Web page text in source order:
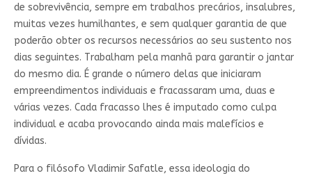
de sobrevivência, sempre em trabalhos precários, insalubres,
muitas vezes humilhantes, e sem qualquer garantia de que
poderão obter os recursos necessários ao seu sustento nos
dias seguintes. Trabalham pela manhã para garantir o jantar
do mesmo dia. É grande o número delas que iniciaram
empreendimentos individuais e fracassaram uma, duas e
várias vezes. Cada fracasso lhes é imputado como culpa
individual e acaba provocando ainda mais malefícios e
dívidas.
Para o filósofo Vladimir Safatle, essa ideologia do